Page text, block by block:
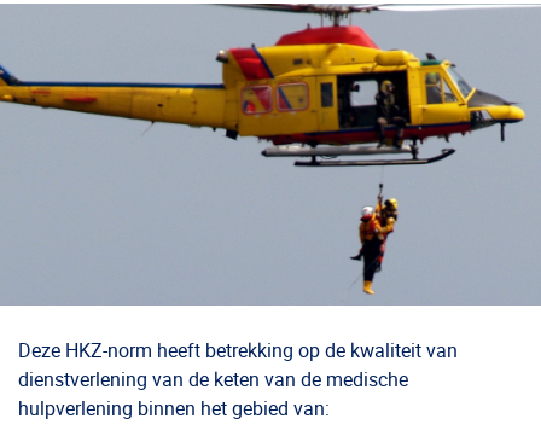
Deze HKZ-norm heeft betrekking op de kwaliteit van
dienstverlening van de keten van de medische
hulpverlening binnen het gebied van: